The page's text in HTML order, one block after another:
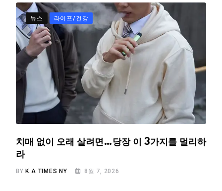
뉴스 라이프/건강
치매 없이 오래 살려면…당장 이 3가지를 멀리하
라
BYK.A TIMES NY 8월 7, 2026